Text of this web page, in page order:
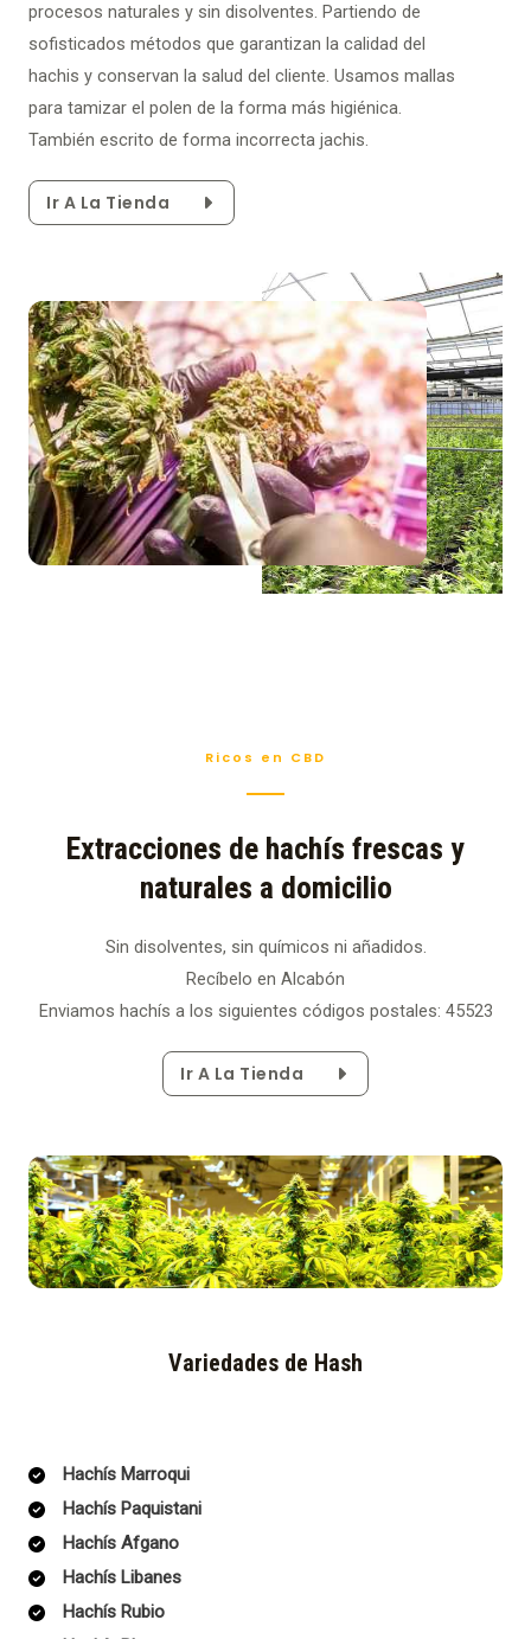
procesos naturales y sin disolventes. Partiendo de
sofisticados métodos que garantizan la calidad del
hachis y conservan la salud del cliente. Usamos mallas
para tamizar el polen de la forma más higiénica.
También escrito de forma incorrecta jachis.
Ir A La Tienda
Ricos en CBD
Extracciones de hachís frescas y
naturales a domicilio
Sin disolventes, sin químicos ni añadidos.
Recíbelo en Alcabón
Enviamos hachís a los siguientes códigos postales: 45523
Ir A La Tienda
Variedades de Hash
Hachís Marroqui
Hachís Paquistani
Hachís Afgano
Hachís Libanes
Hachís Rubio